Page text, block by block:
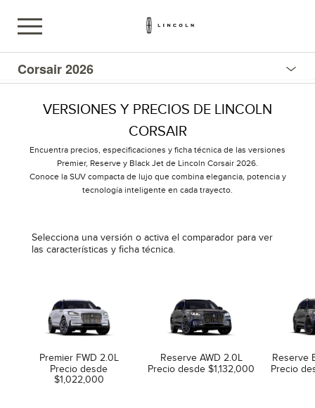
Corsair 2026
VERSIONES Y PRECIOS DE LINCOLN
CORSAIR
Encuentra precios, especificaciones y ficha técnica de las versiones
Premier, Reserve y Black Jet de Lincoln Corsair 2026.
Conoce la SUV compacta de lujo que combina elegancia, potencia y
tecnología inteligente en cada trayecto.
Selecciona una versión o activa el comparador para ver
las características y ficha técnica.
Premier FWD 2.0L
Precio desde
$1,022,000
Reserve AWD 2.0L
Precio desde $1,132,000
Reserve
Precio